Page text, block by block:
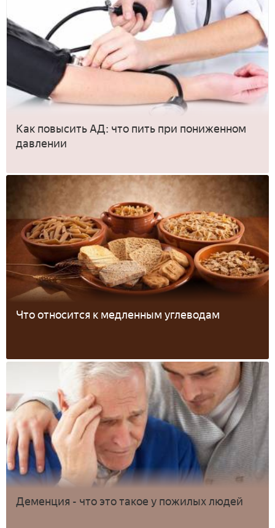
Как повысить АД: что пить при пониженном
давлении
Что относится к медленным углеводам
Деменция - что это такое у пожилых людей